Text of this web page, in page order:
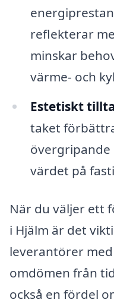
reflekterar
minskar
värme- och
Estetiskt
taket
övergripande
värdet på
När du väljer ett
i Hjälm är det
leverantörer
omdömen från
också en fördel